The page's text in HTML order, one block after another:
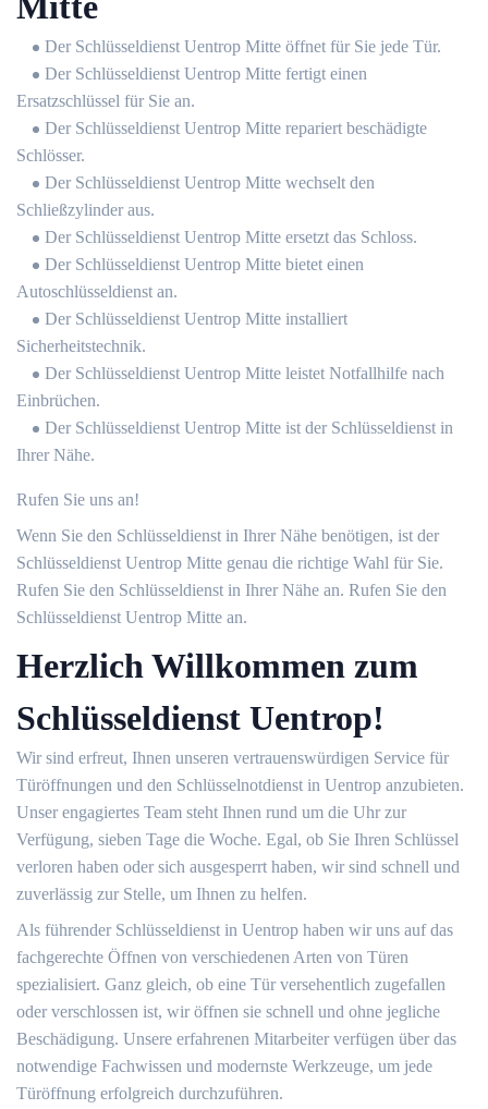
Der Schlüsseldienst Uentrop Mitte öffnet für Sie jede Tür.
Der Schlüsseldienst Uentrop Mitte fertigt einen
Ersatzschlüssel für Sie an.
Der Schlüsseldienst Uentrop Mitte repariert beschädigte
Schlösser.
Der Schlüsseldienst Uentrop Mitte wechselt den
Schließzylinder aus.
Der Schlüsseldienst Uentrop Mitte ersetzt das Schloss.
Der Schlüsseldienst Uentrop Mitte bietet einen
Autoschlüsseldienst an.
Der Schlüsseldienst Uentrop Mitte installiert
Sicherheitstechnik.
Der Schlüsseldienst Uentrop Mitte leistet Notfallhilfe nach
Einbrüchen.
Der Schlüsseldienst Uentrop Mitte ist der Schlüsseldienst in
Ihrer Nähe.
Rufen Sie uns an!
Wenn Sie den Schlüsseldienst in Ihrer Nähe benötigen, ist der
Schlüsseldienst Uentrop Mitte genau die richtige Wahl für Sie.
Rufen Sie den Schlüsseldienst in Ihrer Nähe an. Rufen Sie den
Schlüsseldienst Uentrop Mitte an.
Herzlich Willkommen zum
Schlüsseldienst Uentrop!
Wir sind erfreut, Ihnen unseren vertrauenswürdigen Service für
Türöffnungen und den Schlüsselnotdienst in Uentrop anzubieten.
Unser engagiertes Team steht Ihnen rund um die Uhr zur
Verfügung, sieben Tage die Woche. Egal, ob Sie Ihren Schlüssel
verloren haben oder sich ausgesperrt haben, wir sind schnell und
zuverlässig zur Stelle, um Ihnen zu helfen.
Als führender Schlüsseldienst in Uentrop haben wir uns auf das
fachgerechte Öffnen von verschiedenen Arten von Türen
spezialisiert. Ganz gleich, ob eine Tür versehentlich zugefallen
oder verschlossen ist, wir öffnen sie schnell und ohne jegliche
Beschädigung. Unsere erfahrenen Mitarbeiter verfügen über das
notwendige Fachwissen und modernste Werkzeuge, um jede
Türöffnung erfolgreich durchzuführen.